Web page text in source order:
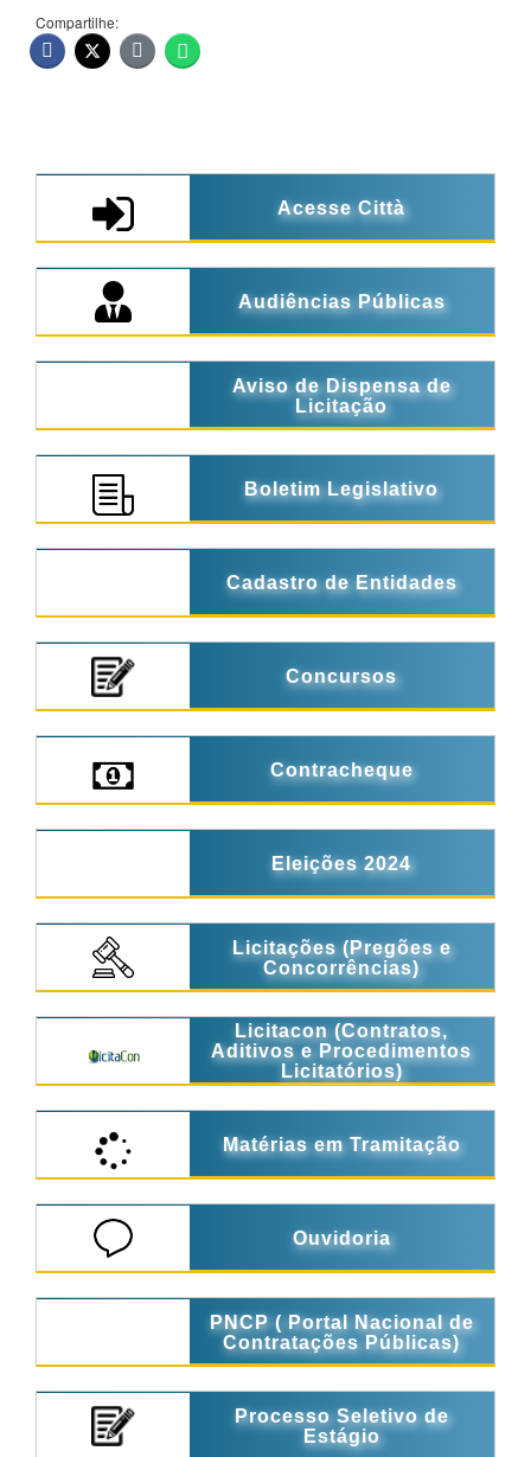
Compartilhe:
Acesse Città
Audiências Públicas
Aviso de Dispensa de
Licitação
Boletim Legislativo
Cadastro de Entidades
Concursos
Contracheque
Eleições 2024
Licitações (Pregões e
Concorrências)
Licitacon (Contratos,
Aditivos e Procedimentos
Licitatórios)
Matérias em Tramitação
Ouvidoria
PNCP ( Portal Nacional de
Contratações Públicas)
Processo Seletivo de
Estágio